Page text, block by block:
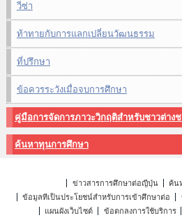
วีซ่า
ท้าทายกับการแลกเปลี่ยนวัฒนธรรม
ที่ปรึกษา
ข้อควรระวังเมื่อจบการศึกษา
คู่มือการจัดการภาวะวิกฤติสำหรับชาวต่าง
ค้นหาทุนการศึกษา
ข่าวสารการศึกษาต่อญี่ปุ่น
ค้น
ข้อมูลที่เป็นประโยชน์สำหรับการเข้าศึกษาต่อ
แผนผังเว็บไซต์
ข้อตกลงการใช้บริการ